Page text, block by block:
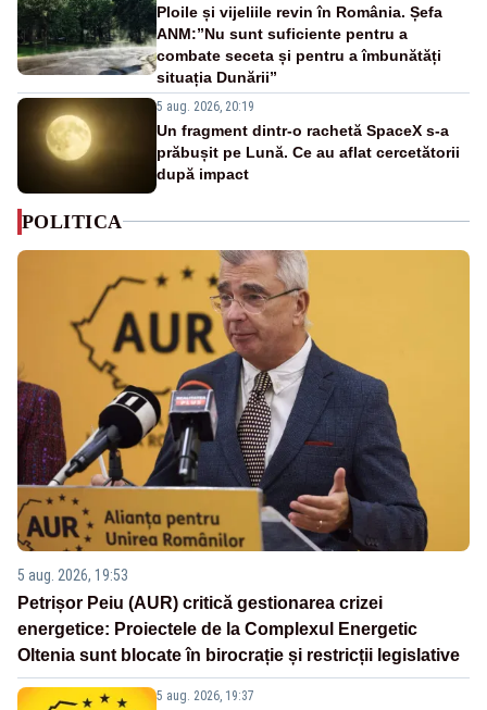
Ploile și vijeliile revin în România. Șefa
ANM:”Nu sunt suficiente pentru a
combate seceta și pentru a îmbunătăți
situația Dunării”
5 aug. 2026, 20:19
Un fragment dintr-o rachetă SpaceX s-a
prăbușit pe Lună. Ce au aflat cercetătorii
după impact
POLITICA
5 aug. 2026, 19:53
Petrișor Peiu (AUR) critică gestionarea crizei
energetice: Proiectele de la Complexul Energetic
Oltenia sunt blocate în birocrație și restricții legislative
5 aug. 2026, 19:37